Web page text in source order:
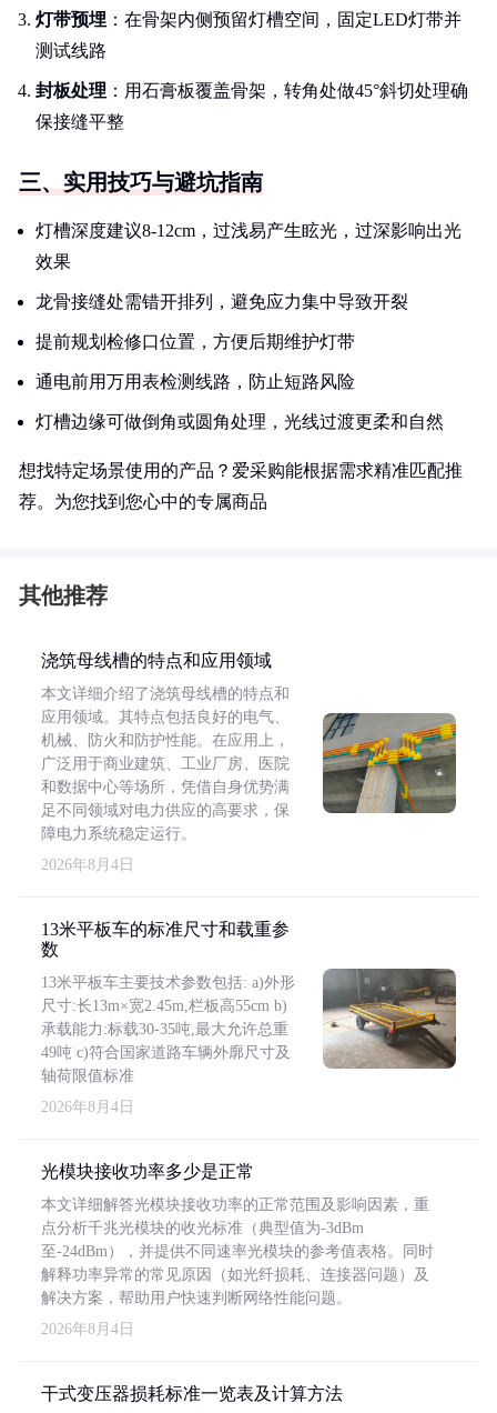
灯带预埋 ：在骨架内侧预留灯槽空间，固定LED灯带并
测试线路
封板处理 ：用石膏板覆盖骨架，转角处做45°斜切处理确
保接缝平整
三、实用技巧与避坑指南
灯槽深度建议8-12cm，过浅易产生眩光，过深影响出光
效果
龙骨接缝处需错开排列，避免应力集中导致开裂
提前规划检修口位置，方便后期维护灯带
通电前用万用表检测线路，防止短路风险
灯槽边缘可做倒角或圆角处理，光线过渡更柔和自然
想找特定场景使用的产品？爱采购能根据需求精准匹配推
荐。为您找到您心中的专属商品
其他推荐
浇筑母线槽的特点和应用领域
本文详细介绍了浇筑母线槽的特点和
应用领域。其特点包括良好的电气、
机械、防火和防护性能。在应用上，
广泛用于商业建筑、工业厂房、医院
和数据中心等场所，凭借自身优势满
足不同领域对电力供应的高要求，保
障电力系统稳定运行。
2026年8月4日
13米平板车的标准尺寸和载重参
数
13米平板车主要技术参数包括: a)外形
尺寸:长13m×宽2.45m,栏板高55cm b)
承载能力:标载30-35吨,最大允许总重
49吨 c)符合国家道路车辆外廓尺寸及
轴荷限值标准
2026年8月4日
光模块接收功率多少是正常
本文详细解答光模块接收功率的正常范围及影响因素，重
点分析千兆光模块的收光标准（典型值为-3dBm
至-24dBm），并提供不同速率光模块的参考值表格。同时
解释功率异常的常见原因（如光纤损耗、连接器问题）及
解决方案，帮助用户快速判断网络性能问题。
2026年8月4日
干式变压器损耗标准一览表及计算方法